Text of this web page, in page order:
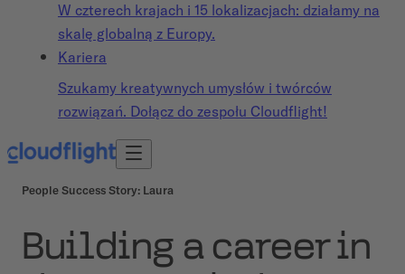
W czterech krajach i 15 lokalizacjach: działamy na
skalę globalną z Europy.
Kariera
Szukamy kreatywnych umysłów i twórców
rozwiązań. Dołącz do zespołu Cloudflight!
People Success Story: Laura
Building a career in